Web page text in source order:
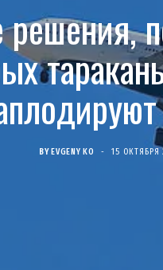
решения,
BY EVGENY KO 15 ОКТЯБРЯ